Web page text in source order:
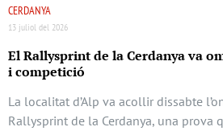
CERDANYA
13 juliol del 2026
El Rallysprint de la Cerdanya va
i competició
La localitat d’Alp va acollir dissabte
Rallysprint de la Cerdanya, una prova